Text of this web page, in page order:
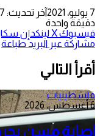
7 يوليو، 2021
آخر تحديث: 7 يوليو، 2021
دقيقة واحدة
فيسبوك‫Xلينكدإن
مشاركة عبر البريد طباعة
أقرأ التالي
فلسطينيات
6 أغسطس، 2026
إصابة مسن